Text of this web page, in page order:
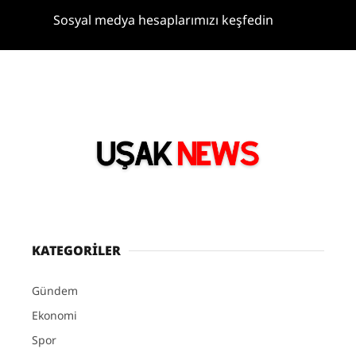
Sosyal medya hesaplarımızı keşfedin
KATEGORİLER
Gündem
Ekonomi
Spor